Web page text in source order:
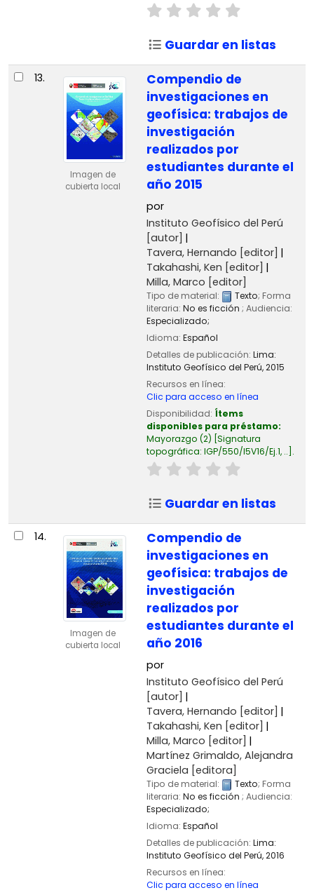
Guardar en listas
13.
Imagen de
cubierta local
Compendio de
investigaciones en
geofísica: trabajos de
investigación
realizados por
estudiantes durante el
año 2015
por
Instituto Geofísico del Perú
[autor]
Tavera, Hernando [editor]
Takahashi, Ken [editor]
Milla, Marco [editor]
Tipo de material: Texto; Forma
literaria: No es ficción ; Audiencia:
Especializado;
Idioma: Español
Detalles de publicación: Lima:
Instituto Geofísico del Perú,2015
Recursos en línea:
Clic para acceso en línea
Disponibilidad: Ítems
disponibles para préstamo:
Mayorazgo (2) Signatura
topográfica: IGP/550/I5V16/Ej.1, .. .
Guardar en listas
14.
Imagen de
cubierta local
Compendio de
investigaciones en
geofísica: trabajos de
investigación
realizados por
estudiantes durante el
año 2016
por
Instituto Geofísico del Perú
[autor]
Tavera, Hernando [editor]
Takahashi, Ken [editor]
Milla, Marco [editor]
Martínez Grimaldo, Alejandra
Graciela [editora]
Tipo de material: Texto; Forma
literaria: No es ficción ; Audiencia:
Especializado;
Idioma: Español
Detalles de publicación: Lima:
Instituto Geofísico del Perú,2016
Recursos en línea:
Clic para acceso en línea